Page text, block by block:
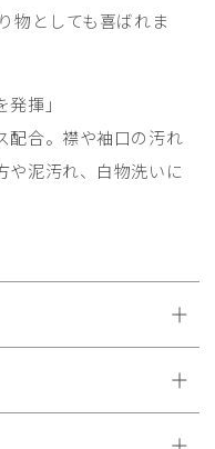
物としても喜ばれま
揮」
配合。襟や袖口の汚れ
や泥汚れ、白物洗いに